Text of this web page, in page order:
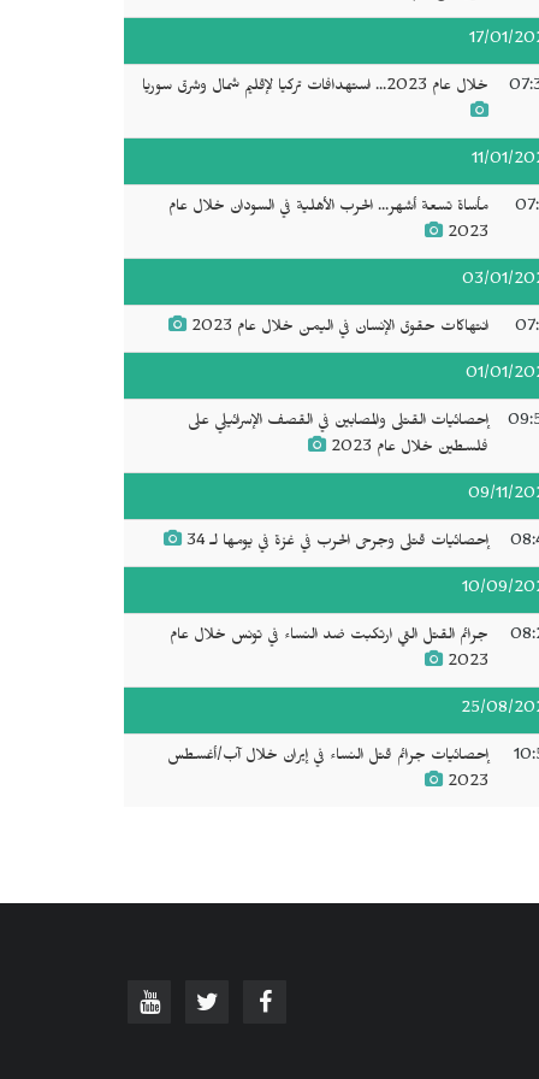
17/01/
خلال عام 2023... استهدافات تركيا لإقليم شمال وشرق سوريا
11/01/
مأساة تسعة أشهر... الحرب الأهلية في السودان خلال عام
2023
03/01/
انتهاكات حقوق الإنسان في اليمن خلال عام 2023
01/01/
إحصائيات القتلى والمصابين في القصف الإسرائيلي على
فلسطين خلال عام 2023
09/11/
إحصائيات قتلى وجرحى الحرب في غزة في يومها لـ 34
10/09/
جرائم القتل التي ارتكبت ضد النساء في تونس خلال عام
2023
25/08/
إحصائيات جرائم قتل النساء في إيران خلال آب/أغسطس
2023